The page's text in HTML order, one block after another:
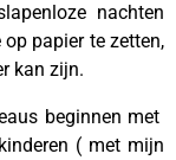
nachten
papier te zetten,
kan zijn.
beginnen met
( met mijn